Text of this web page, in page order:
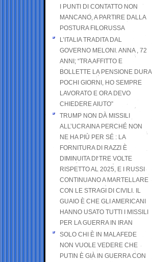
I PUNTI DI CONTATTO NON
MANCANO, A PARTIRE DALLA
POSTURA FILORUSSA
L’ITALIA TRADITA DAL
GOVERNO MELONI. ANNA , 72
ANNI; “TRA AFFITTO E
BOLLETTE LA PENSIONE DURA
POCHI GIORNI, HO SEMPRE
LAVORATO E ORA DEVO
CHIEDERE AIUTO”
TRUMP NON DÀ MISSILI
ALL’UCRAINA PERCHÉ NON
NE HA PIÙ PER SÉ : LA
FORNITURA DI RAZZI È
DIMINUITA DI TRE VOLTE
RISPETTO AL 2025, E I RUSSI
CONTINUANO A MARTELLARE
CON LE STRAGI DI CIVILI. IL
GUAIO È CHE GLI AMERICANI
HANNO USATO TUTTI I MISSILI
PER LA GUERRA IN IRAN
SOLO CHI È IN MALAFEDE
NON VUOLE VEDERE CHE
PUTIN È GIÀ IN GUERRA CON